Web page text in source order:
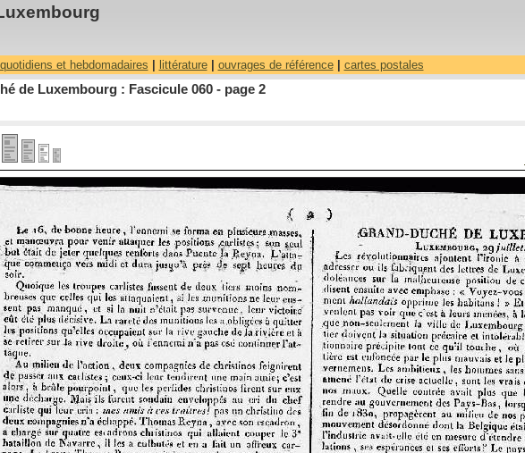
quotidiens et hebdomadaires littérature| ouvrages de référence| cartes postales
de Luxembourg : Fascicule 060 - page 2